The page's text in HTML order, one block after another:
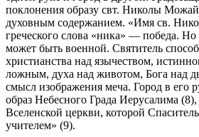
поклонения образу свт. Николы
духовным содержанием. «Имя св.
греческого слова «ника» — победа. Но
может быть военной. Святитель
христианства над язычеством,
ложным, духа над животом, Бога над
смысл изображения меча. Город в его
образ Небесного Града Иерусалима
Вселенской церкви, которой
учителем» (9).